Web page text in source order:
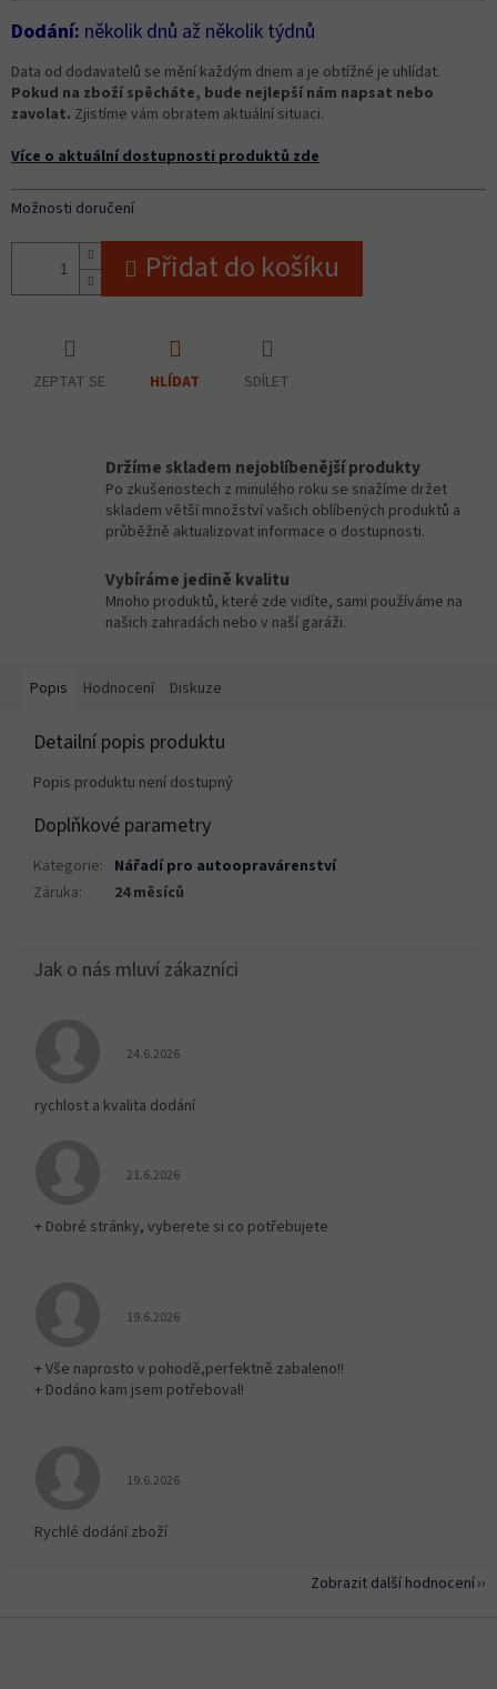
Dodání: několik dnů až několik týdnů
Data od dodavatelů se mění každým dnem a je obtížné je uhlídat.
Pokud na zboží spěcháte, bude nejlepší nám napsat nebo
zavolat. Zjistíme vám obratem aktuální situaci.
Více o aktuální dostupnosti produktů zde
Možnosti doručení
Přidat do košíku
ZEPTAT SE HLÍDAT SDÍLET
Držíme skladem nejoblíbenější produkty
Po zkušenostech z minulého roku se snažíme držet
skladem větší množství vašich oblíbených produktů a
průběžně aktualizovat informace o dostupnosti.
Vybíráme jedině kvalitu
Mnoho produktů, které zde vidíte, sami používáme na
našich zahradách nebo v naší garáži.
Popis Hodnocení Diskuze
Detailní popis produktu
Popis produktu není dostupný
Doplňkové parametry
Kategorie: Nářadí pro autoopravárenství
Záruka: 24 měsíců
Hodnocení obchodu je 5 z 5 hvězdiček.
24.6.2026
rychlost a kvalita dodání
Hodnocení obchodu je 5 z 5 hvězdiček.
21.6.2026
+ Dobré stránky, vyberete si co potřebujete
Hodnocení obchodu je 5 z 5 hvězdiček.
19.6.2026
+ Vše naprosto v pohodě,perfektně zabaleno!!
+ Dodáno kam jsem potřeboval!
Hodnocení obchodu je 5 z 5 hvězdiček.
19.6.2026
Rychlé dodání zboží
Zobrazit další hodnocení